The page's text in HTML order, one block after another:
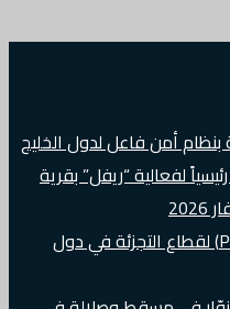
أمن فاعل لدول الخليج
لفعالية “ريفل” بقرية
زوهو تطلق حل نقاط البيع (POS) لقطاع التجزئة في دول